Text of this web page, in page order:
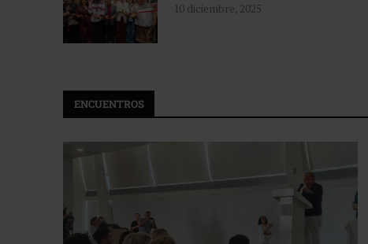
10 diciembre, 2025
ENCUENTROS